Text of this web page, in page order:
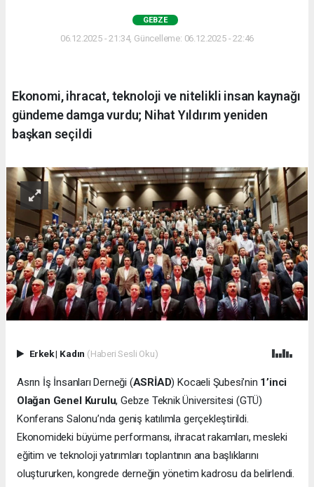
GEBZE
06.12.2025 - 21:34, Güncelleme: 06.12.2025 - 22:46
Ekonomi, ihracat, teknoloji ve nitelikli insan kaynağı
gündeme damga vurdu; Nihat Yıldırım yeniden
başkan seçildi
Erkek| Kadın (Haberi Sesli Oku)
Asrın İş İnsanları Derneği (ASRİAD) Kocaeli Şubesi’nin 1’inci
Olağan Genel Kurulu, Gebze Teknik Üniversitesi (GTÜ)
Konferans Salonu’nda geniş katılımla gerçekleştirildi.
Ekonomideki büyüme performansı, ihracat rakamları, mesleki
eğitim ve teknoloji yatırımları toplantının ana başlıklarını
oluştururken, kongrede derneğin yönetim kadrosu da belirlendi.